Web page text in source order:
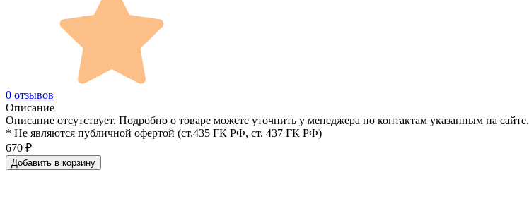
0 отзывов
Описание
Описание отсутствует. Подробно о товаре можете уточнить у менеджера по контактам указанным на сайте.
* Не являются публичной офертой (ст.435 ГК РФ, cт. 437 ГК РФ)
670 ₽
Добавить в корзину